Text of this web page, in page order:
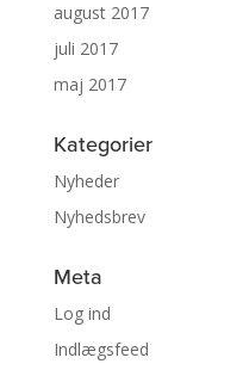
august 2017
juli 2017
maj 2017
Kategorier
Nyheder
Nyhedsbrev
Meta
Log ind
Indlægsfeed